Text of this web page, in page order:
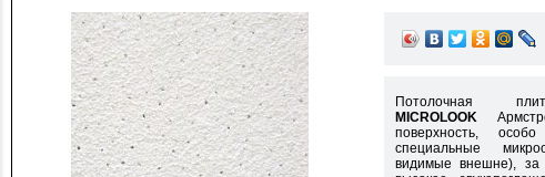
Потолочная
MICROLOOK
поверхность,
специальные
видимые внешне), за